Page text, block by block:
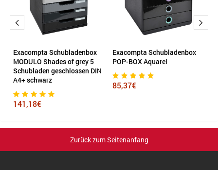
Exacompta Schubladenbox
MODULO Shades of grey 5
Schubladen geschlossen DIN
A4+ schwarz
141,18€
Exacompta Schubladenbox
POP-BOX Aquarel
85,37€
Zurück zum Seitenanfang